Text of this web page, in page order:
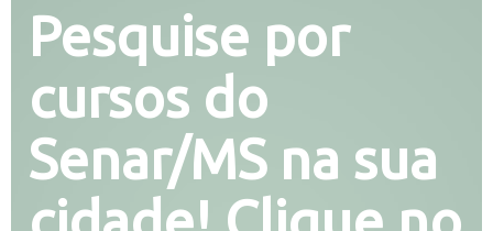
Pesquise por
cursos do
Senar/MS na sua